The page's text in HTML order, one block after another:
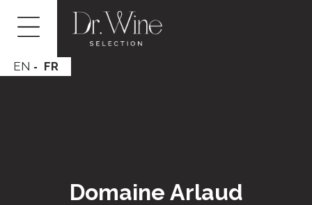
EN FR
Domaine Arlaud